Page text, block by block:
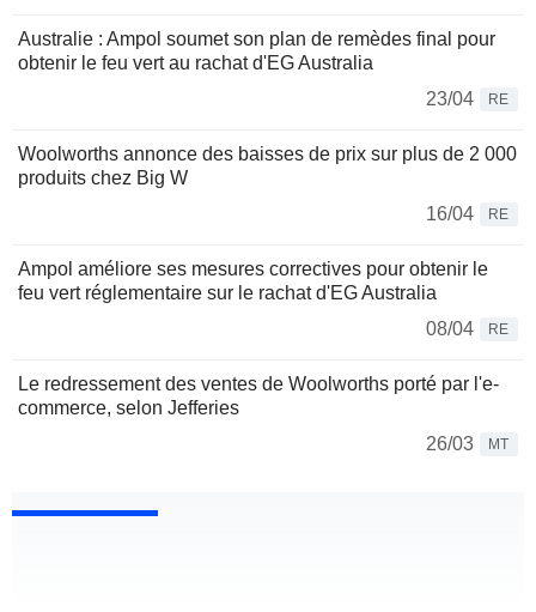
Australie : Ampol soumet son plan de remèdes final pour
obtenir le feu vert au rachat d'EG Australia
23/04
RE
Woolworths annonce des baisses de prix sur plus de 2 000
produits chez Big W
16/04
RE
Ampol améliore ses mesures correctives pour obtenir le
feu vert réglementaire sur le rachat d'EG Australia
08/04
RE
Le redressement des ventes de Woolworths porté par l'e-
commerce, selon Jefferies
26/03
MT